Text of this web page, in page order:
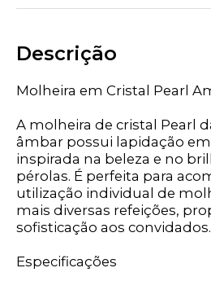
Descrição
Molheira em Cristal Pearl
A molheira de cristal Pearl
âmbar possui lapidação
inspirada na beleza e no
pérolas. É perfeita para
utilização individual de
mais diversas refeições,
sofisticação aos convidados.
Especificações